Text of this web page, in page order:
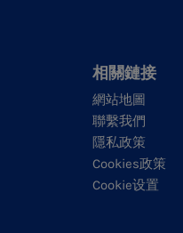
相關鏈接
網站地圖
聯繫我們
隱私政策
Cookies政策
Cookie设置